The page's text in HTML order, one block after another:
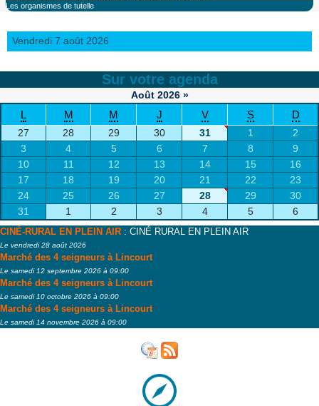
Les organismes de tutelle
Vendredi 7 août 2026
Sur votre agenda
Août 2026 »
L M M J V S D
27 28 29 30 31 1
2
3
4 5 6 7 8
9
10
11 12 13 14 15
16
17
18 19 20 21 22
23
24
25 26 27 28 29
30
31
1 2 3 4 5 6
CINÉ-RURAL EN PLEIN AIR : CINÉ RURAL EN PLEIN AIR
Le vendredi 28 août 2026
Marché des 4 seigneurs à Lincourt
Le samedi 12 septembre 2026 à 09:00
Marché des 4 seigneurs à Lincourt
Le samedi 10 octobre 2026 à 09:00
Marché des 4 seigneurs à Lincourt
Le samedi 14 novembre 2026 à 09:00